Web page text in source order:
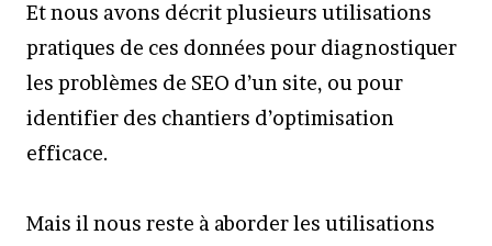
Et nous avons décrit plusieurs utilisations
pratiques de ces données pour diagnostiquer
les problèmes de SEO d’un site, ou pour
identifier des chantiers d’optimisation
efficace.
Mais il nous reste à aborder les utilisations